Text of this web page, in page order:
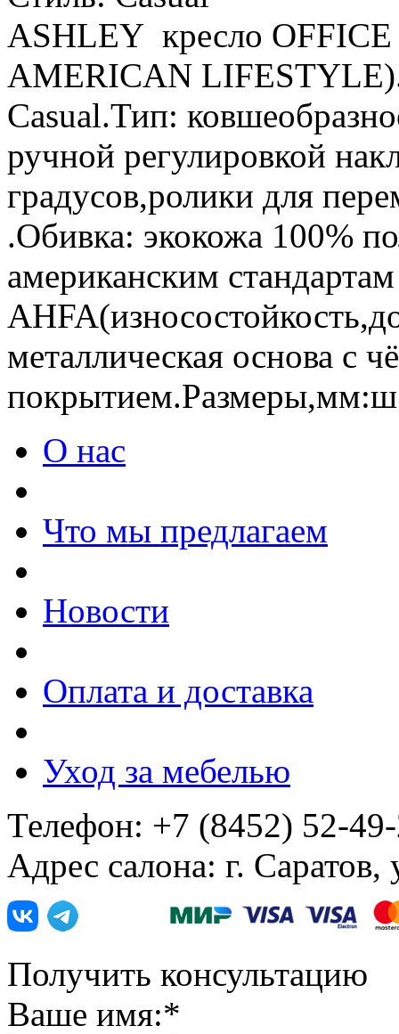
ASHLEY кресло
AMERICAN
Casual.Тип:
ручной регулировкой
градусов,ролики для
.Обивка: экокожа 100%
американским стандартам
металлическая основа с
О нас
Что мы предлагаем
Новости
Оплата и доставка
Уход за мебелью
Телефон: +7 (8452) 52-
Адрес салона: г. Саратов,
Получить консультацию
Ваше имя:*